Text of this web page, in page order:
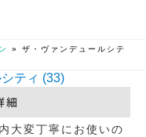
» ザ・ヴァンデュールシテ
細
大変丁寧にお使いの